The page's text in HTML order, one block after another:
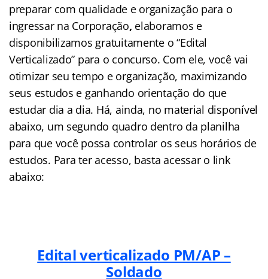
preparar com qualidade e organização para o
ingressar na Corporação, elaboramos e
disponibilizamos gratuitamente o “Edital
Verticalizado” para o concurso. Com ele, você vai
otimizar seu tempo e organização, maximizando
seus estudos e ganhando orientação do que
estudar dia a dia. Há, ainda, no material disponível
abaixo, um segundo quadro dentro da planilha
para que você possa controlar os seus horários de
estudos. Para ter acesso, basta acessar o link
abaixo:
Edital verticalizado PM/AP –
Soldado